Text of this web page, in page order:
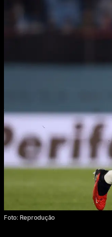
Foto: Reprodução